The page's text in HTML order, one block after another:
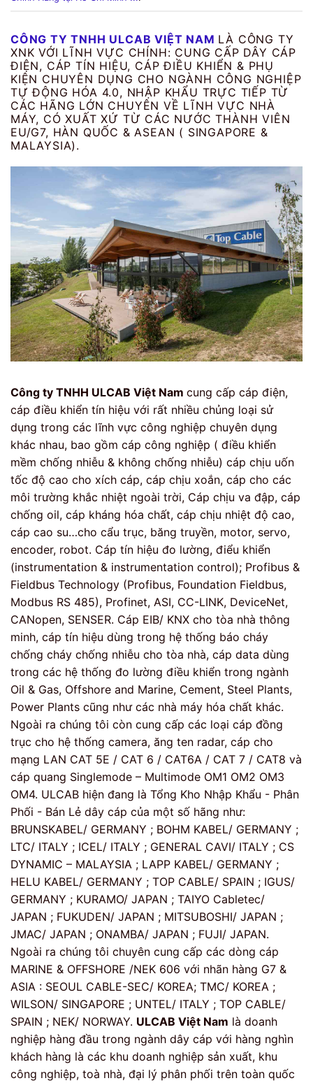
CÔNG TY TNHH ULCAB VIỆT NAM LÀ CÔNG TY
XNK VỚI LĨNH VỰC CHÍNH: CUNG CẤP DÂY CÁP
ĐIỆN, CÁP TÍN HIỆU, CÁP ĐIỀU KHIỂN & PHỤ
KIỆN CHUYÊN DỤNG CHO NGÀNH CÔNG NGHIỆP
TỰ ĐỘNG HÓA 4.0, NHẬP KHẨU TRỰC TIẾP TỪ
CÁC HÃNG LỚN CHUYÊN VỀ LĨNH VỰC NHÀ
MÁY, CÓ XUẤT XỨ TỪ CÁC NƯỚC THÀNH VIÊN
EU/G7, HÀN QUỐC & ASEAN ( SINGAPORE &
MALAYSIA).
Công ty TNHH ULCAB Việt Nam cung cấp cáp điện,
cáp điều khiển tín hiệu với rất nhiều chủng loại sử
dụng trong các lĩnh vực công nghiệp chuyên dụng
khác nhau, bao gồm cáp công nghiệp ( điều khiển
mềm chống nhiễu & không chống nhiễu) cáp chịu uốn
tốc độ cao cho xích cáp, cáp chịu xoắn, cáp cho các
môi trường khắc nhiệt ngoài trời, Cáp chịu va đập, cáp
chống oil, cáp kháng hóa chất, cáp chịu nhiệt độ cao,
cáp cao su…cho cẩu trục, băng truyền, motor, servo,
encoder, robot. Cáp tín hiệu đo lường, điểu khiển
(instrumentation & instrumentation control); Profibus &
Fieldbus Technology (Profibus, Foundation Fieldbus,
Modbus RS 485), Profinet, ASI, CC-LINK, DeviceNet,
CANopen, SENSER. Cáp EIB/ KNX cho tòa nhà thông
minh, cáp tín hiệu dùng trong hệ thống báo cháy
chống cháy chống nhiễu cho tòa nhà, cáp data dùng
trong các hệ thống đo lường điều khiển trong ngành
Oil & Gas, Offshore and Marine, Cement, Steel Plants,
Power Plants cũng như các nhà máy hóa chất khác.
Ngoài ra chúng tôi còn cung cấp các loại cáp đồng
trục cho hệ thống camera, ăng ten radar, cáp cho
mạng LAN CAT 5E / CAT 6 / CAT6A / CAT 7 / CAT8 và
cáp quang Singlemode – Multimode OM1 OM2 OM3
OM4. ULCAB hiện đang là Tổng Kho Nhập Khẩu - Phân
Phối - Bán Lẻ dây cáp của một số hãng như:
BRUNSKABEL/ GERMANY ; BOHM KABEL/ GERMANY ;
LTC/ ITALY ; ICEL/ ITALY ; GENERAL CAVI/ ITALY ; CS
DYNAMIC – MALAYSIA ; LAPP KABEL/ GERMANY ;
HELU KABEL/ GERMANY ; TOP CABLE/ SPAIN ; IGUS/
GERMANY ; KURAMO/ JAPAN ; TAIYO Cabletec/
JAPAN ; FUKUDEN/ JAPAN ; MITSUBOSHI/ JAPAN ;
JMAC/ JAPAN ; ONAMBA/ JAPAN ; FUJI/ JAPAN.
Ngoài ra chúng tôi chuyên cung cấp các dòng cáp
MARINE & OFFSHORE /NEK 606 với nhãn hàng G7 &
ASIA : SEOUL CABLE-SEC/ KOREA; TMC/ KOREA ;
WILSON/ SINGAPORE ; UNTEL/ ITALY ; TOP CABLE/
SPAIN ; NEK/ NORWAY. ULCAB Việt Nam là doanh
nghiệp hàng đầu trong ngành dây cáp với hàng nghìn
khách hàng là các khu doanh nghiệp sản xuất, khu
công nghiệp, toà nhà, đại lý phân phối trên toàn quốc